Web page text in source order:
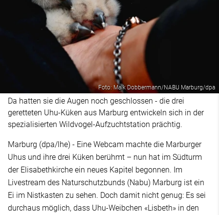
Foto: Maik Dobbermann/NABU Marburg/dpa
Da hatten sie die Augen noch geschlossen - die drei
geretteten Uhu-Küken aus Marburg entwickeln sich in der
spezialisierten Wildvogel-Aufzuchtstation prächtig.
Marburg (dpa/lhe) - Eine Webcam machte die Marburger
Uhus und ihre drei Küken berühmt – nun hat im Südturm
der Elisabethkirche ein neues Kapitel begonnen. Im
Livestream des Naturschutzbunds (Nabu) Marburg ist ein
Ei im Nistkasten zu sehen. Doch damit nicht genug: Es sei
durchaus möglich, dass Uhu-Weibchen «Lisbeth» in den